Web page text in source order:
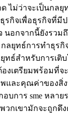
ด ไม่ว่าจะเป็นก
กิจเพื่อธุรกิจที่มี
นอกจากนี้ยังรว
ลยุทธ์การทำธุร
ทธ์สำหรับการเ
เตรียมพร้อมที่จ
และคุณค่าของสิ่ง
อบการ sme หล
กเขามักจะถูกดึ